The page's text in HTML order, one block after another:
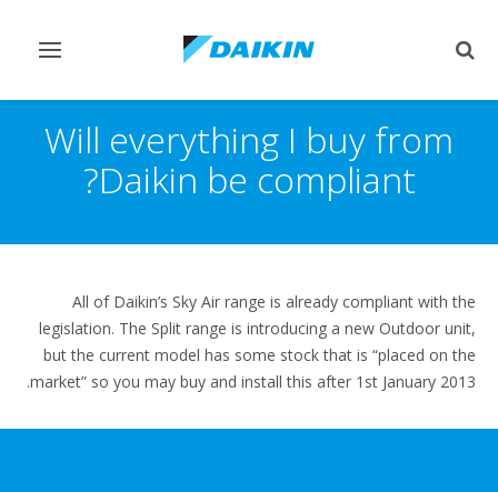
Toggle
Toggle
Will everything I buy from
Daikin be compliant?
All of Daikin’s Sky Air range is already compliant with the
legislation. The Split range is introducing a new Outdoor unit,
but the current model has some stock that is “placed on the
market” so you may buy and install this after 1st January 2013.